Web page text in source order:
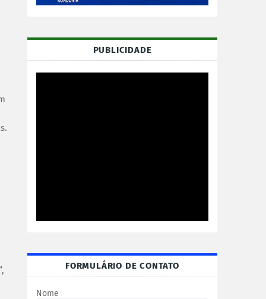
PUBLICIDADE
FORMULÁRIO DE CONTATO
Nome